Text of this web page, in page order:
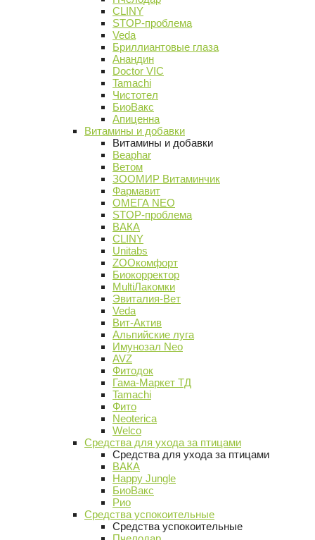
CLINY
STOP-проблема
Veda
Бриллиантовые глаза
Анандин
Doctor VIC
Tamachi
Чистотел
БиоВакс
Апиценна
Витамины и добавки
Витамины и добавки
Beaphar
Ветом
ЗООМИР Витаминчик
Фармавит
ОМЕГА NEO
STOP-проблема
ВАКА
CLINY
Unitabs
ZOOкомфорт
Биокорректор
MultiЛакомки
Эвиталия-Вет
Veda
Вит-Актив
Альпийские луга
Имунозал Neo
AVZ
Фитодок
Гама-Маркет ТД
Tamachi
Фито
Neoterica
Welco
Средства для ухода за птицами
Средства для ухода за птицами
ВАКА
Happy Jungle
БиоВакс
Рио
Средства успокоительные
Средства успокоительные